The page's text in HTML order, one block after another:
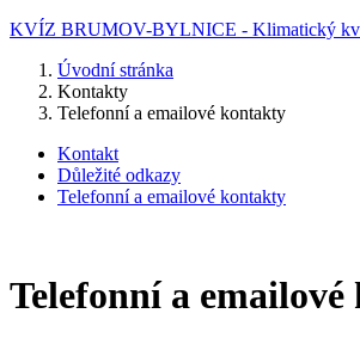
KVÍZ BRUMOV-BYLNICE - Klimatický
Úvodní stránka
Kontakty
Telefonní a emailové kontakty
Kontakt
Důležité odkazy
Telefonní a emailové kontakty
Telefonní a